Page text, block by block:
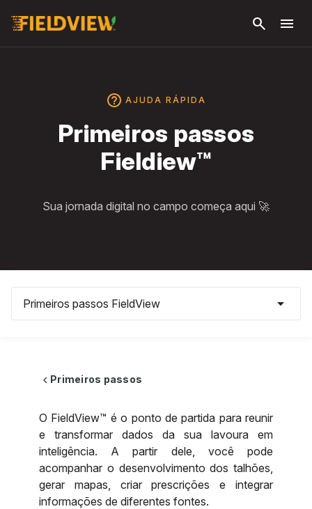
search menu
help_outline AJUDA RÁPIDA
Primeiros passos
Fieldiew™
Sua jornada digital no campo começa aqui 🚀
Primeiros passos FieldView arrow_drop_down
chevron_leftPrimeiros passos
O FieldView™ é o ponto de partida para reunir
e transformar dados da sua lavoura em
inteligência. A partir dele, você pode
acompanhar o desenvolvimento dos talhões,
gerar mapas, criar prescrições e integrar
informações de diferentes fontes.